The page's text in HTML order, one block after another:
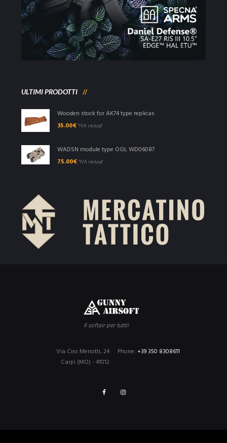
ULTIMI PRODOTTI
Wooden stock for AK74 type replicas
35.00€ "IVA inclusa"
WADSN module type OGL WD06087
75.00€ "IVA inclusa"
Il softair per tutti!
Phone: +39 350 8308611
Via Ciro Menotti, 24
Carpi (MO) - 41012